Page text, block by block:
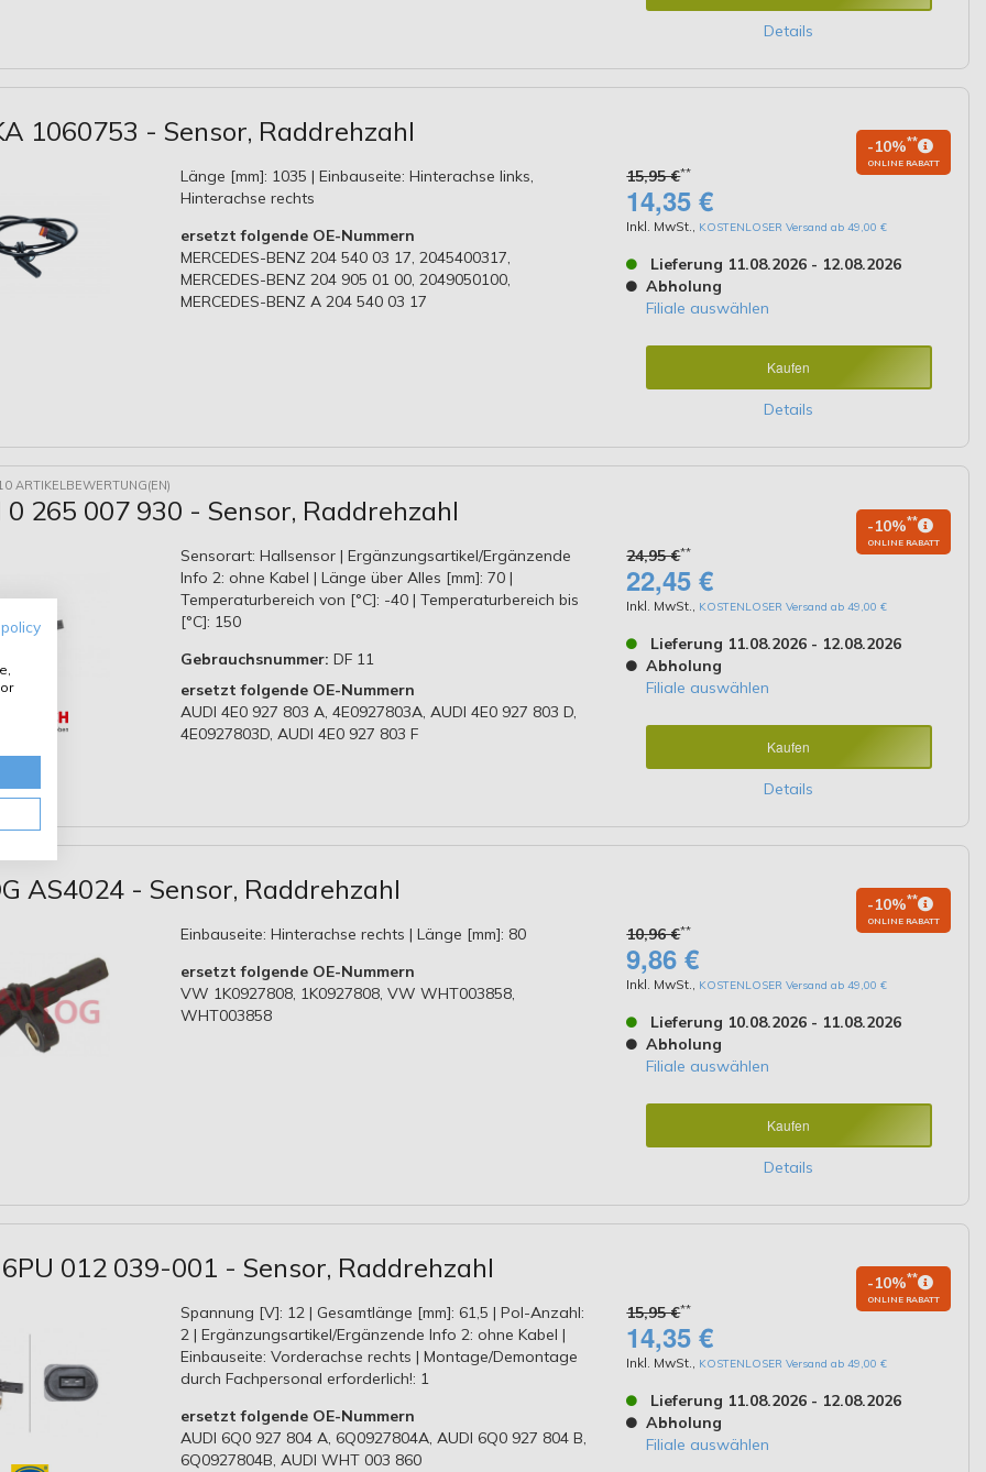
Details
1060753 - Sensor, Raddrehzahl
Länge [mm]: 1035 | Einbauseite: Hinterachse links,
Hinterachse rechts
ersetzt folgende OE-Nummern
MERCEDES-BENZ 204 540 03 17, 2045400317,
MERCEDES-BENZ 204 905 01 00, 2049050100,
MERCEDES-BENZ A 204 540 03 17
15,95 €**
-10%**
ONLINE RABATT
14,35 €
Inkl. MwSt., KOSTENLOSER Versand ab 49,00 €
Lieferung 11.08.2026 - 12.08.2026
Abholung
Filiale auswählen
Kaufen
Details
ARTIKELBEWERTUNG(EN)
0 265 007 930 - Sensor, Raddrehzahl
Sensorart: Hallsensor | Ergänzungsartikel/Ergänzende
Info 2: ohne Kabel | Länge über Alles [mm]: 70 |
Temperaturbereich von [°C]: -40 | Temperaturbereich bis
[°C]: 150
Gebrauchsnummer: DF 11
ersetzt folgende OE-Nummern
AUDI 4E0 927 803 A, 4E0927803A, AUDI 4E0 927 803 D,
4E0927803D, AUDI 4E0 927 803 F
24,95 €**
-10%**
ONLINE RABATT
22,45 €
Inkl. MwSt., KOSTENLOSER Versand ab 49,00 €
Lieferung 11.08.2026 - 12.08.2026
Abholung
Filiale auswählen
Kaufen
Details
AS4024 - Sensor, Raddrehzahl
Einbauseite: Hinterachse rechts | Länge [mm]: 80
ersetzt folgende OE-Nummern
VW 1K0927808, 1K0927808, VW WHT003858,
WHT003858
10,96 €**
-10%**
ONLINE RABATT
9,86 €
Inkl. MwSt., KOSTENLOSER Versand ab 49,00 €
Lieferung 10.08.2026 - 11.08.2026
Abholung
Filiale auswählen
Kaufen
Details
012 039-001 - Sensor, Raddrehzahl
Spannung [V]: 12 | Gesamtlänge [mm]: 61,5 | Pol-Anzahl:
2 | Ergänzungsartikel/Ergänzende Info 2: ohne Kabel |
Einbauseite: Vorderachse rechts | Montage/Demontage
durch Fachpersonal erforderlich!: 1
ersetzt folgende OE-Nummern
AUDI 6Q0 927 804 A, 6Q0927804A, AUDI 6Q0 927 804 B,
6Q0927804B, AUDI WHT 003 860
15,95 €**
-10%**
ONLINE RABATT
14,35 €
Inkl. MwSt., KOSTENLOSER Versand ab 49,00 €
Lieferung 11.08.2026 - 12.08.2026
Abholung
Filiale auswählen